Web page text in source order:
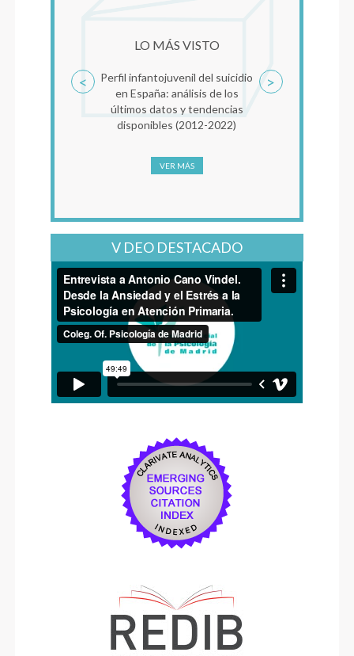
LO MÁS VISTO
Perfil infantojuvenil del suicidio
en España: análisis de los
últimos datos y tendencias
disponibles (2012-2022)
VER MÁS
< >
V DEO DESTACADO